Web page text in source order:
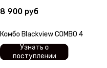
8 900 руб
Комбо Blackview COMBO 4
Узнать о
поступлении